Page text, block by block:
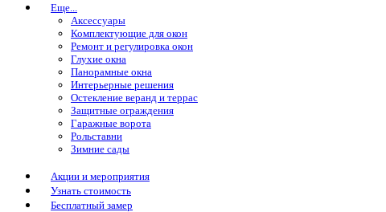
Еще...
Аксессуары
Комплектующие для окон
Ремонт и регулировка окон
Глухие окна
Панорамные окна
Интерьерные решения
Остекление веранд и террас
Защитные ограждения
Гаражные ворота
Рольставни
Зимние сады
Акции и мероприятия
Узнать стоимость
Бесплатный замер